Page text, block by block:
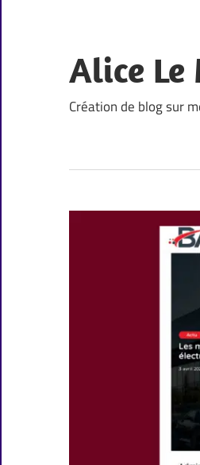
content
Alice
Création de blog sur